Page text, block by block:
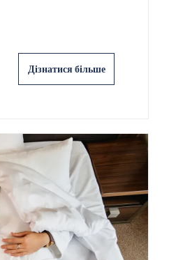
Дізнатися більше